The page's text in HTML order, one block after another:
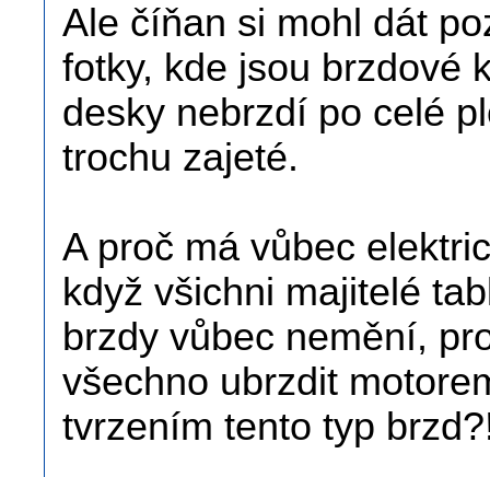
Ale číňan si mohl dát
fotky, kde jsou brzdové
desky nebrzdí po celé
trochu zajeté.
A proč má vůbec
když všichni majitelé
brzdy vůbec nemění,
všechno ubrzdit
tvrzením tento typ